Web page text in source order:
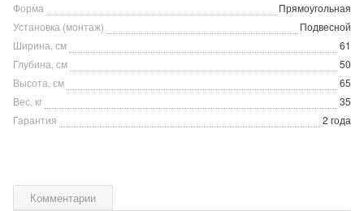
Форма
Прямоугольная
Установка (монтаж)
Подвесной
Ширина, см
61
Глубина, см
50
Высота, см
65
Вес, кг
35
Гарантия
2 года
Комментарии